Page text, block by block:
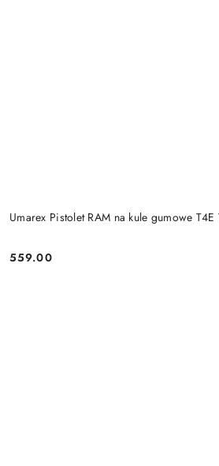
Umarex Pistolet RAM na kule gumowe
Cena:
559.00